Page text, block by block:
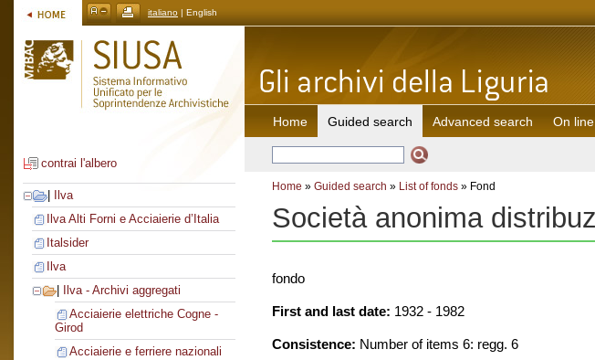
italiano | English
contrai l'albero
Ilva
Ilva Alti Forni e Acciaierie d’Italia
Italsider
Ilva
Ilva - Archivi aggregati
Acciaierie elettriche Cogne -
Girod
Acciaierie e ferriere nazionali
Home Guided search Advanced search On
Home » Guided search » List of fonds » Fond
Società anonima
fondo
First and last date: 1932 - 1982
Consistence: Number of items 6: regg. 6